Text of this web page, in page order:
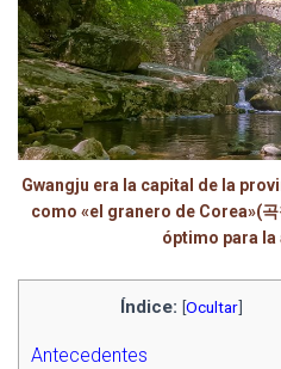
Gwangju era la capital de la
como «el granero de Corea»(
óptimo para
Índice: [Ocultar]
Antecedentes